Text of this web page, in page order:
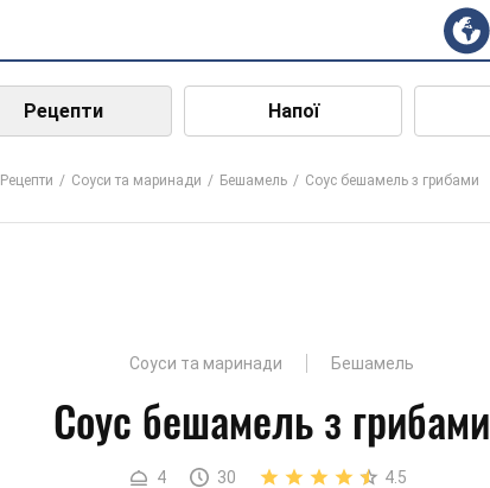
Рецепти Напої
Рецепти Соуси та маринади Бешамель Соус бешамель з грибами
Соуси та маринади Бешамель
Соус бешамель з грибами
4 30 4.5